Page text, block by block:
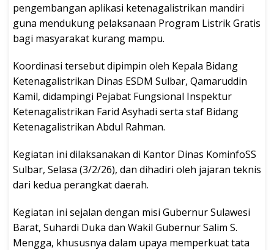
pengembangan aplikasi ketenagalistrikan mandiri
guna mendukung pelaksanaan Program Listrik Gratis
bagi masyarakat kurang mampu.
Koordinasi tersebut dipimpin oleh Kepala Bidang
Ketenagalistrikan Dinas ESDM Sulbar, Qamaruddin
Kamil, didampingi Pejabat Fungsional Inspektur
Ketenagalistrikan Farid Asyhadi serta staf Bidang
Ketenagalistrikan Abdul Rahman.
Kegiatan ini dilaksanakan di Kantor Dinas KominfoSS
Sulbar, Selasa (3/2/26), dan dihadiri oleh jajaran teknis
dari kedua perangkat daerah.
Kegiatan ini sejalan dengan misi Gubernur Sulawesi
Barat, Suhardi Duka dan Wakil Gubernur Salim S.
Mengga, khususnya dalam upaya memperkuat tata